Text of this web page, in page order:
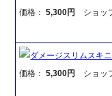
価格：5,300円 ショッ
ダメージスリムスキ
価格：5,300円 ショッ